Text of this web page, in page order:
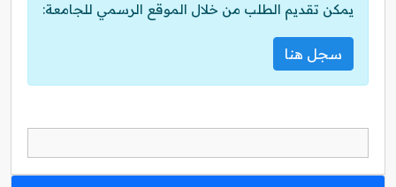
يمكن تقديم الطلب من خلال الموقع الرسمي للجامعة:
سجل هنا